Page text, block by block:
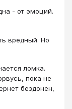
- от эмоций.
вредный. Но
ломка.
пока не
бездонен,